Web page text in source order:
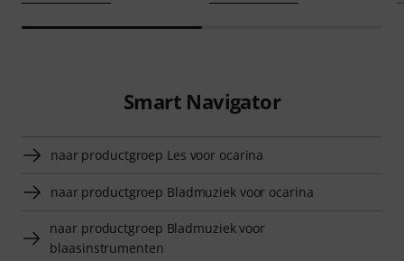
Smart Navigator
naar productgroep Les voor ocarina
naar productgroep Bladmuziek voor ocarina
naar productgroep Bladmuziek voor
blaasinstrumenten